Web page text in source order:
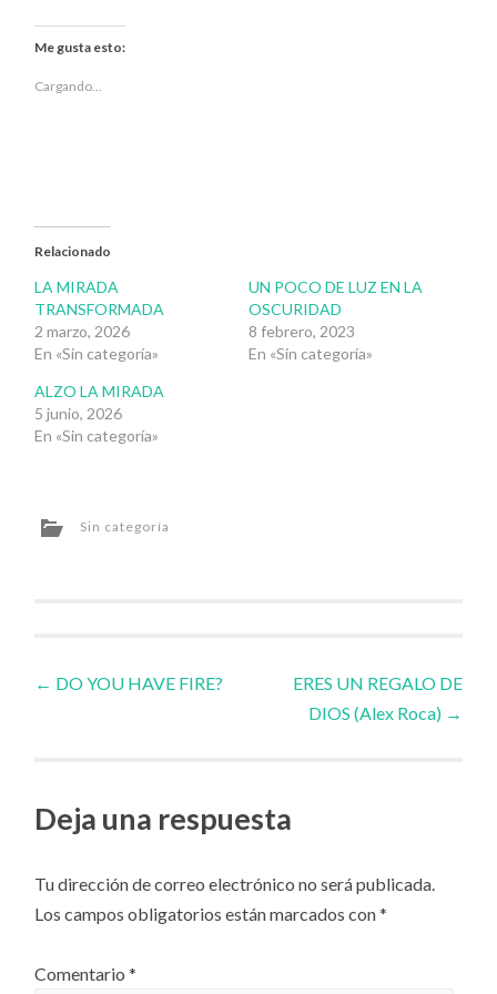
en
Twitter
(Se
en
Me gusta esto:
Cargando...
Relacionado
LA MIRADA
TRANSFORMADA
2 marzo, 2026
En «Sin categoría»
UN POCO DE LUZ EN LA
OSCURIDAD
8 febrero, 2023
En «Sin categoría»
ALZO LA MIRADA
5 junio, 2026
En «Sin categoría»
Sin categoría
Navegador
artículos
← DO YOU HAVE FIRE?
ERES UN REGALO DE
DIOS (Alex Roca) →
Deja una respuesta
Tu dirección de correo electrónico no será publicada.
Los campos obligatorios están marcados con*
Comentario*